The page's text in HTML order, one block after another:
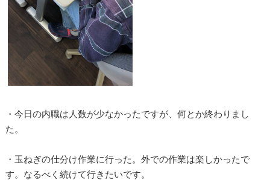
・今日の内職は人数が少なかったですが、何とか終わりまし
た。
・玉ねぎの仕分け作業に行った。外での作業は楽しかったで
す。なるべく続けて行きたいです。